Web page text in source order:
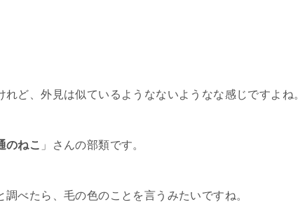
ど、外見は似ているようなないようなな感じですよね。
のねこ 」さんの部類です。
べたら、毛の色のことを言うみたいですね。